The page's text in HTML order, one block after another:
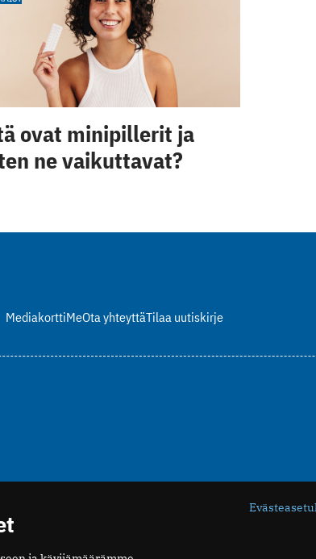
ovat minipillerit ja
ne vaikuttavat?
MediakorttiMeOta yhteyttäTilaa uutiskirje